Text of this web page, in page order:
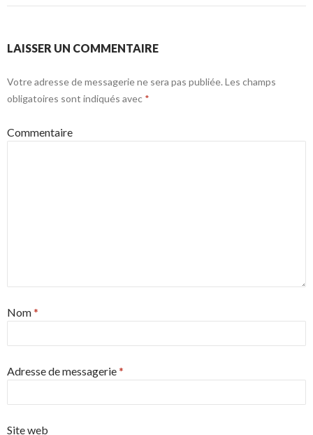
LAISSER UN COMMENTAIRE
Votre adresse de messagerie ne sera pas publiée. Les champs
obligatoires sont indiqués avec *
Commentaire
Nom*
Adresse de messagerie*
Site web